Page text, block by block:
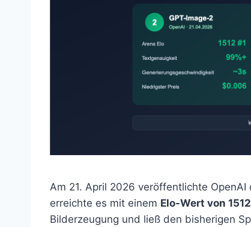
Am 21. April 2026 veröffentlichte OpenAI
erreichte es mit einem Elo-Wert von 1512
Bilderzeugung und ließ den bisherigen